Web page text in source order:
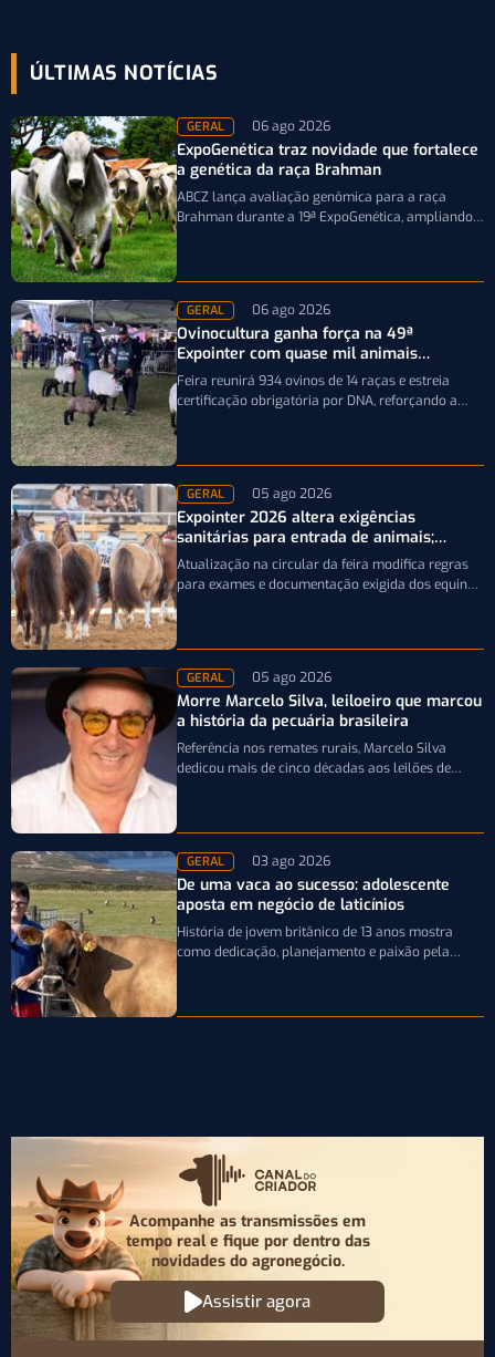
ÚLTIMAS NOTÍCIAS
GERAL 06 ago 2026
ExpoGenética traz novidade que fortalece
a genética da raça Brahman
ABCZ lança avaliação genômica para a raça
Brahman durante a 19ª ExpoGenética, ampliando a
GERAL 06 ago 2026
Ovinocultura ganha força na 49ª
Expointer com quase mil animais
inscritos
Feira reunirá 934 ovinos de 14 raças e estreia
certificação obrigatória por DNA, reforçando a
GERAL 05 ago 2026
Expointer 2026 altera exigências
sanitárias para entrada de animais;
entenda
Atualização na circular da feira modifica regras
para exames e documentação exigida dos equinos
GERAL 05 ago 2026
Morre Marcelo Silva, leiloeiro que marcou
a história da pecuária brasileira
Referência nos remates rurais, Marcelo Silva
dedicou mais de cinco décadas aos leilões de
GERAL 03 ago 2026
De uma vaca ao sucesso: adolescente
aposta em negócio de laticínios
História de jovem britânico de 13 anos mostra
como dedicação, planejamento e paixão pela
Acompanhe as transmissões em
tempo real e fique por dentro das
novidades do agronegócio.
Assistir agora